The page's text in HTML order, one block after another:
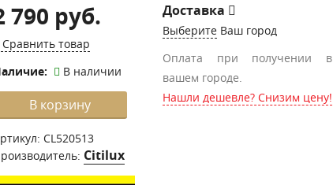
790 руб.
Сравнить товар
В наличии
В корзину
CL520513
Citilux
Доставка
Выберите Ваш город
Оплата при получении в
вашем городе.
Нашли дешевле? Снизим цену!